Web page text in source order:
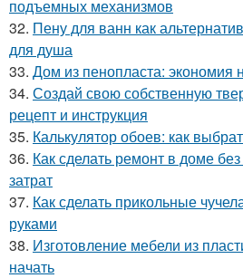
подъемных механизмов
32. Пену для ванн как
для душа
33. Дом из пенопласта: экономия
34. Создай свою собственную
рецепт и инструкция
35. Калькулятор обоев: как
36. Как сделать ремонт в доме
затрат
37. Как сделать прикольные
руками
38. Изготовление мебели из
начать